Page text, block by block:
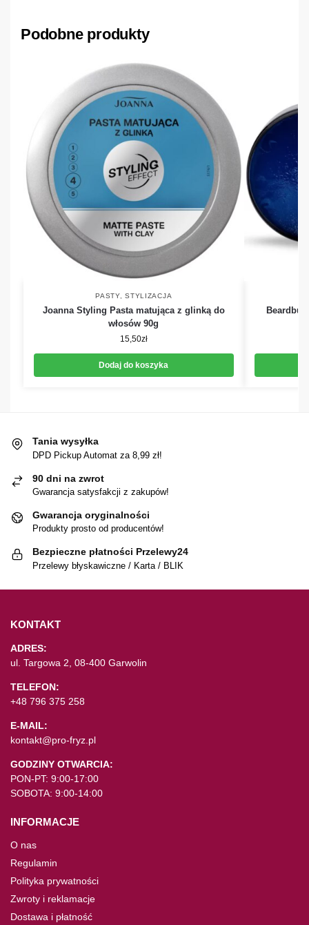
Podobne produkty
PASTY,STYLIZACJA
Joanna Styling Pasta matująca z glinką do
włosów 90g
15,50zł
Dodaj do koszyka
Tania wysyłka
DPD Pickup Automat za 8,99 zł!
90 dni na zwrot
Gwarancja satysfakcji z zakupów!
Gwarancja oryginalności
Produkty prosto od producentów!
Bezpieczne płatności Przelewy24
Przelewy błyskawiczne / Karta / BLIK
KONTAKT
ADRES:
ul. Targowa 2, 08-400 Garwolin
TELEFON:
+48 796 375 258
E-MAIL:
kontakt@pro-fryz.pl
GODZINY OTWARCIA:
PON-PT: 9:00-17:00
SOBOTA: 9:00-14:00
INFORMACJE
O nas
Regulamin
Polityka prywatności
Zwroty i reklamacje
Dostawa i płatność